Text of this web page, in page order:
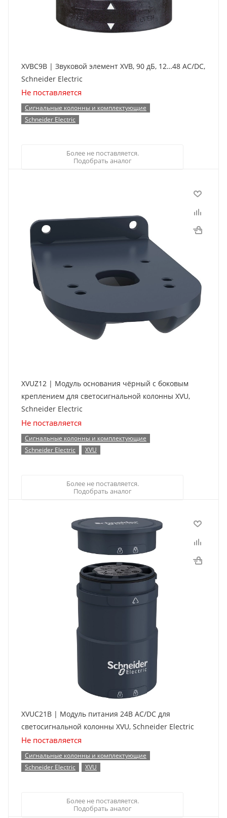
XVBC9B | Звуковой элемент XVB, 90 дБ, 12…48 АС/DC,
Schneider Electric
Не поставляется
Сигнальные колонны и комплектующие
Schneider Electric
Более не поставляется.
Подобрать аналог
XVUZ12 | Модуль основания чёрный с боковым
креплением для светосигнальной колонны XVU,
Schneider Electric
Не поставляется
Сигнальные колонны и комплектующие
Schneider Electric
XVU
Более не поставляется.
Подобрать аналог
XVUC21B | Модуль питания 24В AC/DC для
светосигнальной колонны XVU, Schneider Electric
Не поставляется
Сигнальные колонны и комплектующие
Schneider Electric
XVU
Более не поставляется.
Подобрать аналог